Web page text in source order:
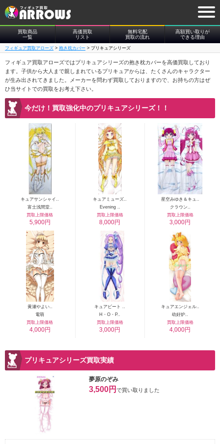
買取商品
一覧
高価買取
リスト
無料宅配
買取の流れ
高額買い取りが
できる理由
フィギュア買取アローズ > 抱き枕カバー > プリキュアシリーズ
フィギュア買取アローズではプリキュアシリーズの抱き枕カバーを高価買取しており
ます。子供から大人まで親しまれているプリキュアからは、たくさんのキャラクター
が生み出されてきました。メーカーを問わず買取しておりますので、お持ちの方はぜ
ひ当サイトでの買取をお考え下さい。
今だけ！買取強化中のプリキュアシリーズ！！
キュアサンシャイ..
富士浅間堂..
買取上限価格
5,900円
キュアミューズ..
Evening ..
買取上限価格
8,000円
星空みゆき＆キュ..
クラウン..
買取上限価格
3,000円
黄瀬やよい..
電萌
買取上限価格
4,000円
キュアビート ..
H・O・P..
買取上限価格
3,000円
キュアエンジェル..
幼好炉..
買取上限価格
4,000円
プリキュアシリーズ買取実績
夢原のぞみ
3,500円で買い取りました